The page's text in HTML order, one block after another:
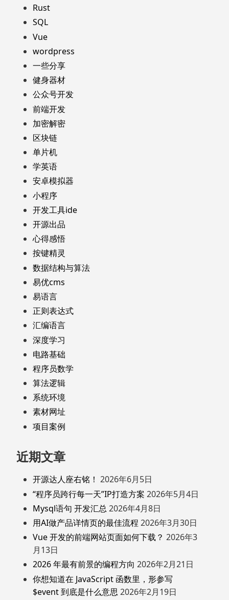
Rust
SQL
Vue
wordpress
一些分享
健身器材
公众号开发
前端开发
加密解密
区块链
单片机
学英语
安卓模拟器
小程序
开发工具ide
开源出品
心得感悟
按键精灵
数据结构与算法
易优cms
易语言
正则表达式
汇编语言
深度学习
电路基础
程序员数学
算法逻辑
系统环境
素材网址
项目案例
近期文章
开源达人座右铭！ 2026年6月5日
“程序员跨行每一天”IP打造方案 2026年5月4日
Mysql语句 开发汇总 2026年4月8日
用AI做产品详情页的最佳流程 2026年3月30日
Vue 开发的前端网站页面如何下载？ 2026年3
月13日
2026 年最有前景的编程方向 2026年2月21日
你想知道在 JavaScript 函数里，形参写
$event 到底是什么意思 2026年2月19日